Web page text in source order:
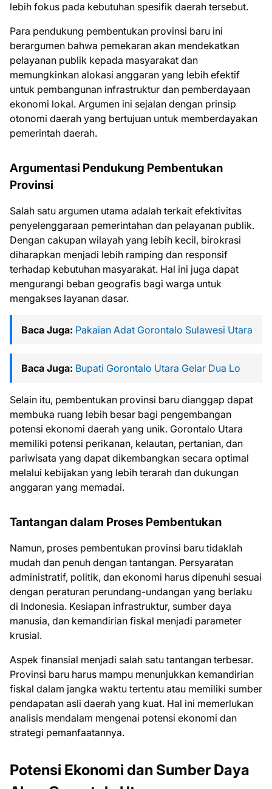
lebih fokus pada kebutuhan spesifik daerah tersebut.
Para pendukung pembentukan provinsi baru ini
berargumen bahwa pemekaran akan mendekatkan
pelayanan publik kepada masyarakat dan
memungkinkan alokasi anggaran yang lebih efektif
untuk pembangunan infrastruktur dan pemberdayaan
ekonomi lokal. Argumen ini sejalan dengan prinsip
otonomi daerah yang bertujuan untuk memberdayakan
pemerintah daerah.
Argumentasi Pendukung Pembentukan
Provinsi
Salah satu argumen utama adalah terkait efektivitas
penyelenggaraan pemerintahan dan pelayanan publik.
Dengan cakupan wilayah yang lebih kecil, birokrasi
diharapkan menjadi lebih ramping dan responsif
terhadap kebutuhan masyarakat. Hal ini juga dapat
mengurangi beban geografis bagi warga untuk
mengakses layanan dasar.
Baca Juga: Pakaian Adat Gorontalo Sulawesi Utara
Baca Juga: Bupati Gorontalo Utara Gelar Dua Lo
Selain itu, pembentukan provinsi baru dianggap dapat
membuka ruang lebih besar bagi pengembangan
potensi ekonomi daerah yang unik. Gorontalo Utara
memiliki potensi perikanan, kelautan, pertanian, dan
pariwisata yang dapat dikembangkan secara optimal
melalui kebijakan yang lebih terarah dan dukungan
anggaran yang memadai.
Tantangan dalam Proses Pembentukan
Namun, proses pembentukan provinsi baru tidaklah
mudah dan penuh dengan tantangan. Persyaratan
administratif, politik, dan ekonomi harus dipenuhi sesuai
dengan peraturan perundang-undangan yang berlaku
di Indonesia. Kesiapan infrastruktur, sumber daya
manusia, dan kemandirian fiskal menjadi parameter
krusial.
Aspek finansial menjadi salah satu tantangan terbesar.
Provinsi baru harus mampu menunjukkan kemandirian
fiskal dalam jangka waktu tertentu atau memiliki sumber
pendapatan asli daerah yang kuat. Hal ini memerlukan
analisis mendalam mengenai potensi ekonomi dan
strategi pemanfaatannya.
Potensi Ekonomi dan Sumber Daya